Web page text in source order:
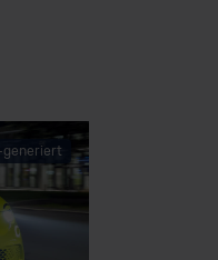
generiert